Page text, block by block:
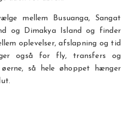
mellem Busuanga, Sangat
og Dimakya Island og finder
oplevelser, afslapning og tid
også for fly, transfers og
så hele øhoppet hænger